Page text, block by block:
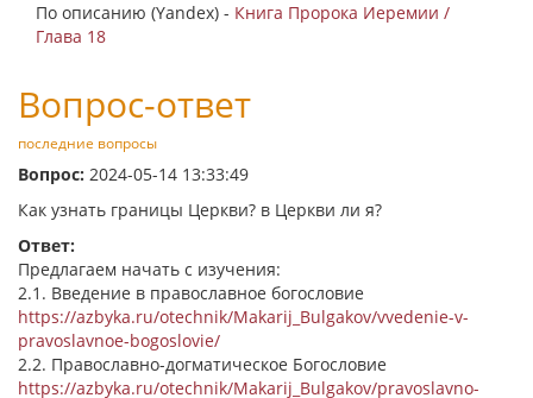
По описанию (Yandex) - Книга Пророка Иеремии /
Глава 18
Вопрос-ответ
последние вопросы
Вопрос: 2024-05-14 13:33:49
Как узнать границы Церкви? в Церкви ли я?
Ответ:
Предлагаем начать с изучения:
2.1. Введение в православное богословие
https://azbyka.ru/otechnik/Makarij_Bulgakov/vvedenie-v-
pravoslavnoe-bogoslovie/
2.2. Православно-догматическое Богословие
https://azbyka.ru/otechnik/Makarij_Bulgakov/pravoslavno-